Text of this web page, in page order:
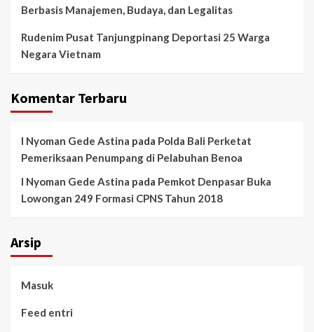
Berbasis Manajemen, Budaya, dan Legalitas
Rudenim Pusat Tanjungpinang Deportasi 25 Warga
Negara Vietnam
Komentar Terbaru
I Nyoman Gede Astina pada Polda Bali Perketat
Pemeriksaan Penumpang di Pelabuhan Benoa
I Nyoman Gede Astina pada Pemkot Denpasar Buka
Lowongan 249 Formasi CPNS Tahun 2018
Arsip
Masuk
Feed entri